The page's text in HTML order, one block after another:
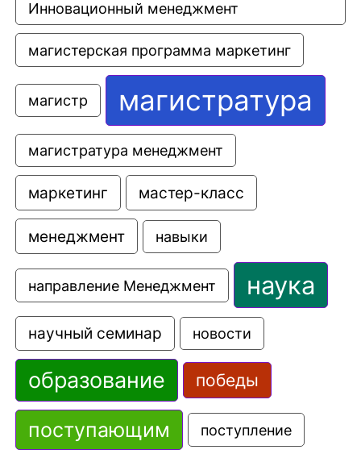
Инновационный менеджмент
магистерская программа маркетинг
магистр магистратура
магистратура менеджмент
маркетинг мастер-класс
менеджмент навыки
направление Менеджмент наука
научный семинар новости
образование победы
поступающим поступление